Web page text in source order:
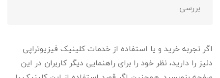
بررسی
اگر تجربه خرید و یا استفاده از خدمات کلینیک فیزیوتراپی
دنیز را دارید، نظر خود را برای راهنمایی دیگر کاربران در این